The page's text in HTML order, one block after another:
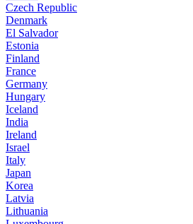
Czech Republic
Denmark
El Salvador
Estonia
Finland
France
Germany
Hungary
Iceland
India
Ireland
Israel
Italy
Japan
Korea
Latvia
Lithuania